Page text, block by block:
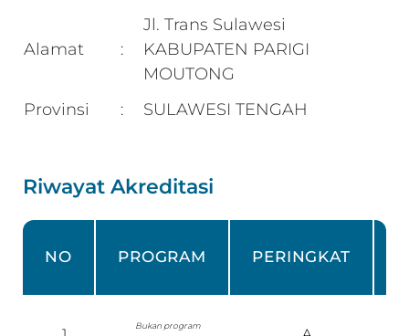
Alamat :
Jl. Trans Sulawesi
KABUPATEN PARIGI
MOUTONG
Provinsi
: SULAWESI TENGAH
Riwayat Akreditasi
NO PROGRAM PERINGKAT
Bukan program